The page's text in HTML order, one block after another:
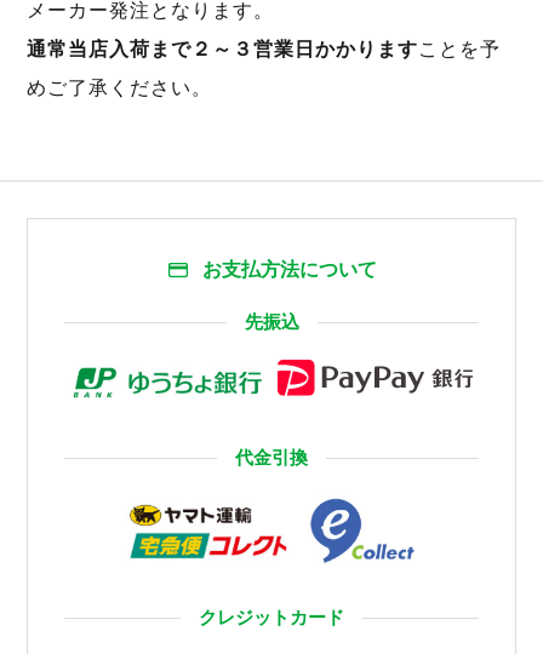
メーカー発注となります。
通常当店入荷まで２～３営業日かかりますことを予
めご了承ください。
お支払方法について
先振込
代金引換
クレジットカード